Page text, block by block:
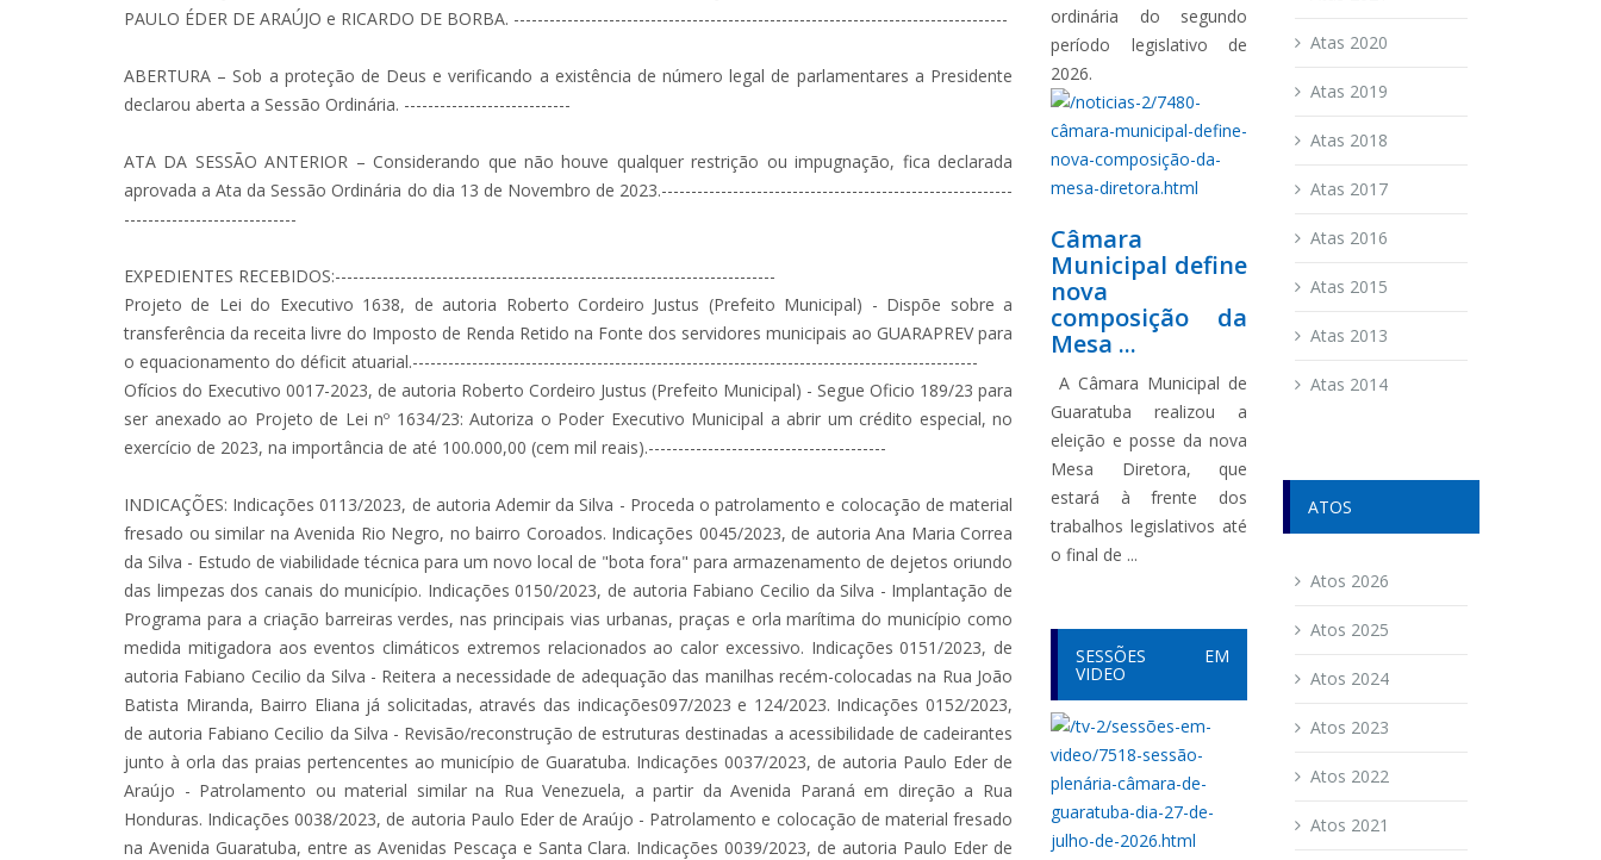
PAULO ÉDER DE ARAÚJO e RICARDO DE BORBA. -----------------------------------------------------------------------------------
ABERTURA – Sob a proteção de Deus e verificando a existência de número legal de parlamentares a Presidente
declarou aberta a Sessão Ordinária. ----------------------------
ATA DA SESSÃO ANTERIOR – Considerando que não houve qualquer restrição ou impugnação, fica declarada
aprovada a Ata da Sessão Ordinária do dia 13 de Novembro de 2023.-----------------------------------------------------------
-----------------------------
EXPEDIENTES RECEBIDOS:--------------------------------------------------------------------------
Projeto de Lei do Executivo 1638, de autoria Roberto Cordeiro Justus (Prefeito Municipal) - Dispõe sobre a
transferência da receita livre do Imposto de Renda Retido na Fonte dos servidores municipais ao GUARAPREV para
o equacionamento do déficit atuarial.-----------------------------------------------------------------------------------------------
Ofícios do Executivo 0017-2023, de autoria Roberto Cordeiro Justus (Prefeito Municipal) - Segue Oficio 189/23 para
ser anexado ao Projeto de Lei nº 1634/23: Autoriza o Poder Executivo Municipal a abrir um crédito especial, no
exercício de 2023, na importância de até 100.000,00 (cem mil reais).----------------------------------------
INDICAÇÕES: Indicações 0113/2023, de autoria Ademir da Silva - Proceda o patrolamento e colocação de material
fresado ou similar na Avenida Rio Negro, no bairro Coroados. Indicações 0045/2023, de autoria Ana Maria Correa
da Silva - Estudo de viabilidade técnica para um novo local de "bota fora" para armazenamento de dejetos oriundo
das limpezas dos canais do município. Indicações 0150/2023, de autoria Fabiano Cecilio da Silva - Implantação de
Programa para a criação barreiras verdes, nas principais vias urbanas, praças e orla marítima do município como
medida mitigadora aos eventos climáticos extremos relacionados ao calor excessivo. Indicações 0151/2023, de
autoria Fabiano Cecilio da Silva - Reitera a necessidade de adequação das manilhas recém-colocadas na Rua João
Batista Miranda, Bairro Eliana já solicitadas, através das indicações097/2023 e 124/2023. Indicações 0152/2023,
de autoria Fabiano Cecilio da Silva - Revisão/reconstrução de estruturas destinadas a acessibilidade de cadeirantes
junto à orla das praias pertencentes ao município de Guaratuba. Indicações 0037/2023, de autoria Paulo Eder de
Araújo - Patrolamento ou material similar na Rua Venezuela, a partir da Avenida Paraná em direção a Rua
Honduras. Indicações 0038/2023, de autoria Paulo Eder de Araújo - Patrolamento e colocação de material fresado
na Avenida Guaratuba, entre as Avenidas Pescaça e Santa Clara. Indicações 0039/2023, de autoria Paulo Eder de
ordinária do segundo
período legislativo de
2026.
Câmara
Municipal define
nova
composição da
Mesa ...
A Câmara Municipal de
Guaratuba realizou a
eleição e posse da nova
Mesa Diretora, que
estará à frente dos
trabalhos legislativos até
o final de ...
SESSÕES EM
VIDEO
Atas 2020
Atas 2019
Atas 2018
Atas 2017
Atas 2016
Atas 2015
Atas 2013
Atas 2014
ATOS
Atos 2026
Atos 2025
Atos 2024
Atos 2023
Atos 2022
Atos 2021